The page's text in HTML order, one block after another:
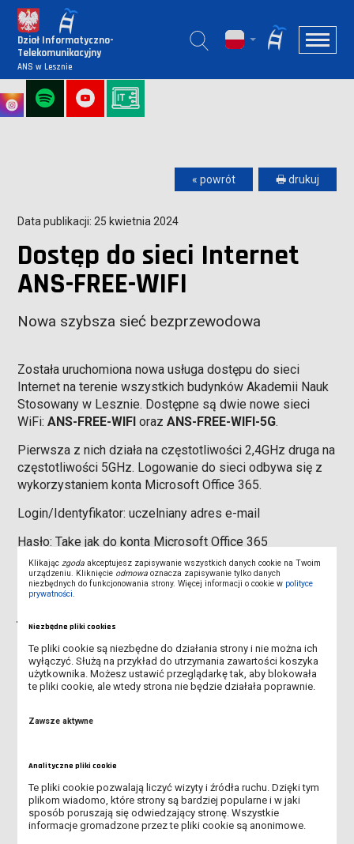
Dział Informatyczno-
Telekomunikacyjny
ANS w Lesznie
INFORMACJA DLA STUDENTÓW I ROKU ANS
BEZPŁATNE OPROGRAMOWANIE DLA STUDENTÓW
DOSTĘP DO ZASOBÓW ANS PRZEZ VPN
« powrót 🖶 drukuj
Data publikacji: 25 kwietnia 2024
Dostęp do sieci Internet
ANS-FREE-WIFI
Nowa szybsza sieć bezprzewodowa
Została uruchomiona nowa usługa dostępu do sieci
Internet na terenie wszystkich budynków Akademii Nauk
Stosowany w Lesznie. Dostępne są dwie nowe sieci
WiFi:ANS-FREE-WIFI orazANS-FREE-WIFI-5G.
Pierwsza z nich działa na częstotliwości 2,4GHz druga na
częstotliwości 5GHz. Logowanie do sieci odbywa się z
wykorzystaniem konta Microsoft Office 365.
Login/Identyfikator: uczelniany adres e-mail
Hasło: Take jak do konta Microsoft Office 365
Uwaga!
PRZEDzalogowaniem się do sieci WiFi, należy
Microsoft Office 365 -
INSTRUKCJAlogowania do sieci WIFI dostępna w
zakładce Instrukcje.
Klikając zgoda akceptujesz zapisywanie wszystkich danych cookie na Twoim
urządzeniu. Kliknięcie odmowa oznacza zapisywanie tylko danych
niezbędnych do funkcjonowania strony. Więcej informacji o cookie w polityce
prywatności
Niezbędne pliki cookies
Te pliki cookie są niezbędne do działania strony i nie można ich
wyłączyć. Służą na przykład do utrzymania zawartości koszyka
użytkownika. Możesz ustawić przeglądarkę tak, aby blokowała
te pliki cookie, ale wtedy strona nie będzie działała poprawnie.
Zawsze aktywne
Analityczne pliki cookie
Te pliki cookie pozwalają liczyć wizyty i źródła ruchu. Dzięki tym
plikom wiadomo, które strony są bardziej popularne i w jaki
sposób poruszają się odwiedzający stronę. Wszystkie
informacje gromadzone przez te pliki cookie są anonimowe.